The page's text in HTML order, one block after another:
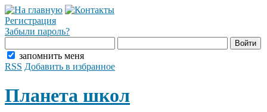
Регистрация
Забыли пароль?
запомнить меня
RSS Добавить в избранное
Планета школ